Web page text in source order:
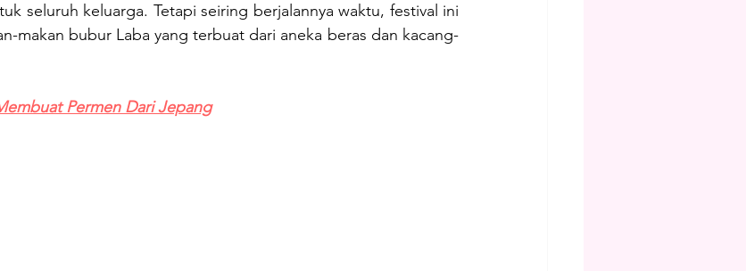
seluruh keluarga. Tetapi seiring berjalannya waktu, festival ini
makan bubur Laba yang terbuat dari aneka beras dan kacang-
Permen Dari Jepang